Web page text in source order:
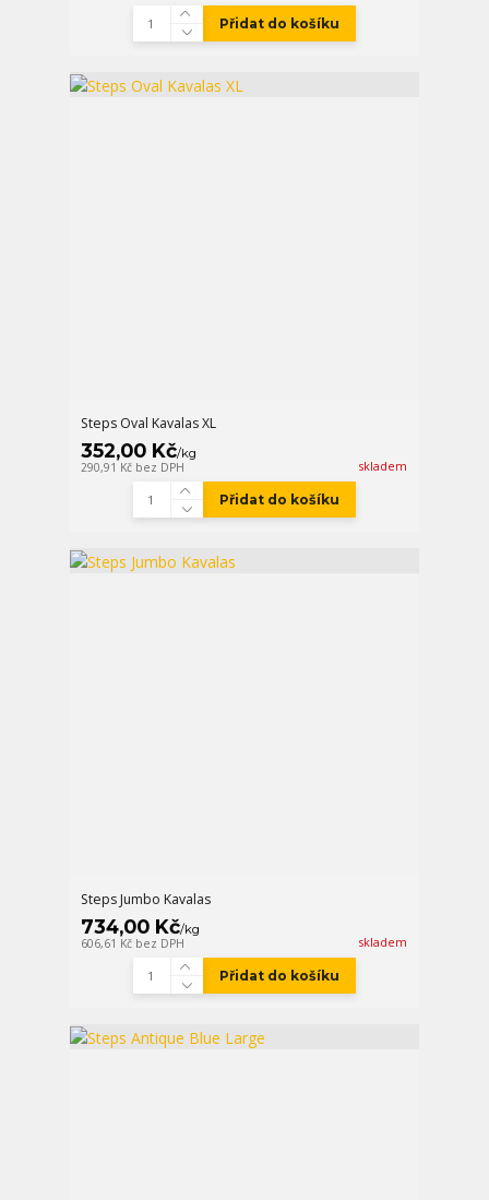
Přidat do košíku
Steps Oval Kavalas XL
352,00 Kč/kg
290,91 Kč bez DPH skladem
Přidat do košíku
Steps Jumbo Kavalas
734,00 Kč/kg
606,61 Kč bez DPH skladem
Přidat do košíku